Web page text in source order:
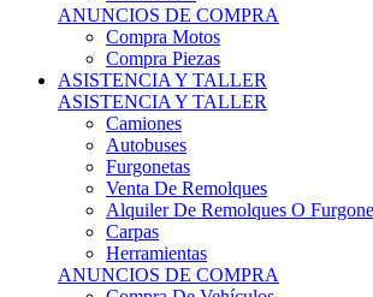
ANUNCIOS DE COMPRA
Compra Motos
Compra Piezas
ASISTENCIA Y TALLER
ASISTENCIA Y TALLER
Camiones
Autobuses
Furgonetas
Venta De Remolques
Alquiler De Remolques O
Carpas
Herramientas
ANUNCIOS DE COMPRA